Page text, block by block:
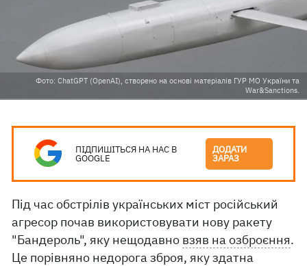
Фото: ChatGPT (OpenAI), створено на основі матеріалів ГУР МО України та
War&Sanctions.
ПІДПИШІТЬСЯ НА НАС В
GOOGLE
ДОДАТИ
ЗАРАЗ
Під час обстрілів українських міст російський
агресор почав використовувати нову ракету
"Бандероль", яку нещодавно взяв на озброєння.
Це порівняно недорога зброя, яку здатна